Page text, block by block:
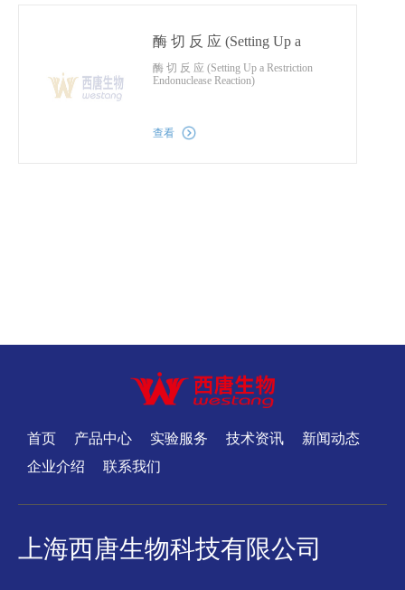
酶 切 反 应 (Setting Up a
Restriction Endonuclease
Reaction)
酶 切 反 应 (Setting Up a Restriction
Endonuclease Reaction)
查看
首页 产品中心 实验服务 技术资讯
新闻动态
企业介绍
联系我们
上海西唐生物科技有限公司